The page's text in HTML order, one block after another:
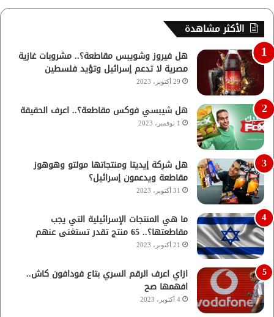
الأكثر مشاهدة
هل فيروز وشويبس مقاطعة؟.. مشروبات غازية
مصرية لا تدعم إسرائيل وتؤيد فلسطين
29 أكتوبر، 2023
هل شيبسي فوكس مقاطعة؟.. اعرف الحقيقة
1 نوفمبر، 2023
هل شركة إيديتا ومنتجاتها مولتو وهوهوز
مقاطعة ويدعمون إسرائيل؟
31 أكتوبر، 2023
ما هي المنتجات الإسرائيلية التي يجب
مقاطعتها؟.. 65 منتج تقدر تستغنى عنهم
21 أكتوبر، 2023
ازاي اعرف الرقم السري بتاع فودافون كاش..
افهمها صح
4 أكتوبر، 2023